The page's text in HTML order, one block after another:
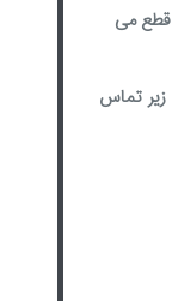
می
تماس